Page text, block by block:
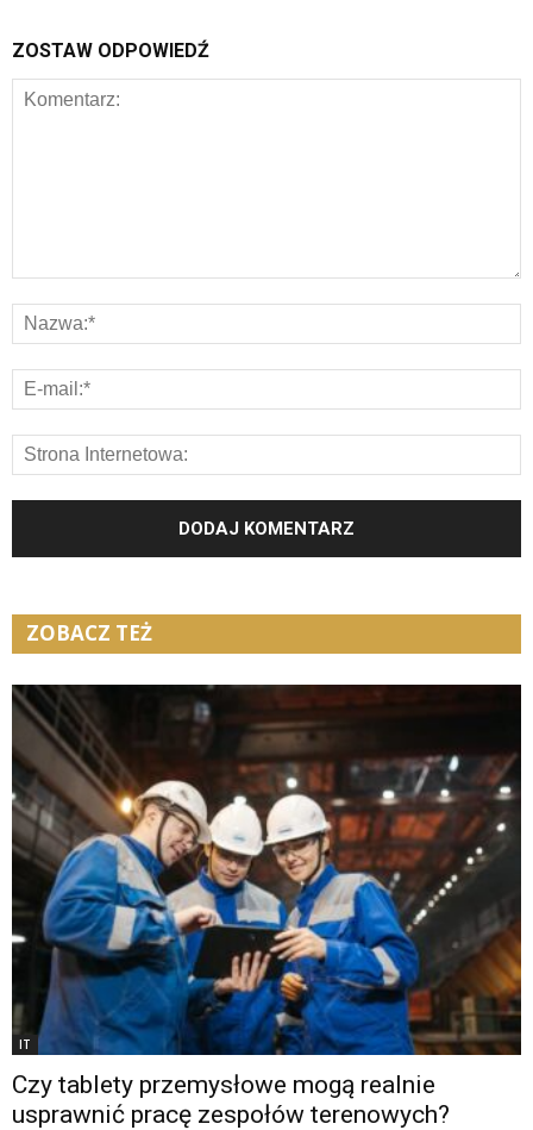
ZOSTAW ODPOWIEDŹ
ZOBACZ TEŻ
IT
Czy tablety przemysłowe mogą realnie
usprawnić pracę zespołów terenowych?